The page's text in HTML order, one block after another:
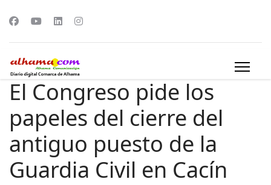
El Congreso pide los
papeles del cierre del
antiguo puesto de la
Guardia Civil en Cacín